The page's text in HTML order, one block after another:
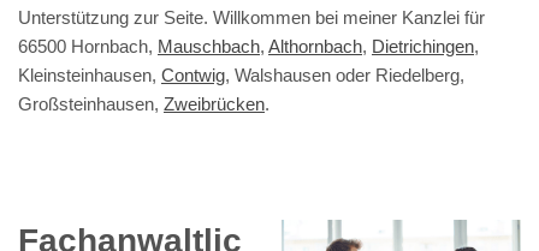
Unterstützung zur Seite. Willkommen bei meiner Kanzlei für
66500 Hornbach, Mauschbach, Althornbach, Dietrichingen,
Kleinsteinhausen, Contwig, Walshausen oder Riedelberg,
Großsteinhausen, Zweibrücken.
Fachanwaltlic